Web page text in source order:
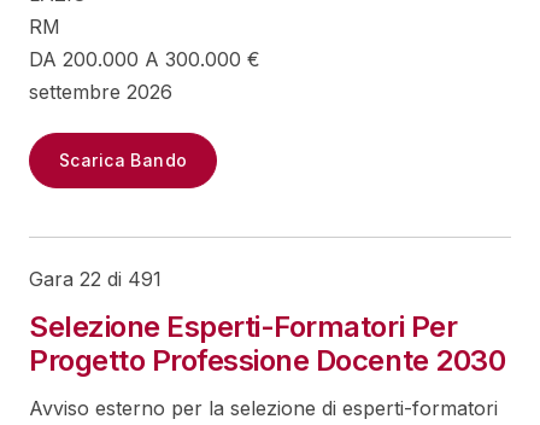
RM
DA 200.000 A 300.000 €
settembre 2026
Scarica Bando
Gara 22 di 491
Selezione Esperti-Formatori Per
Progetto Professione Docente 2030
Avviso esterno per la selezione di esperti-formatori